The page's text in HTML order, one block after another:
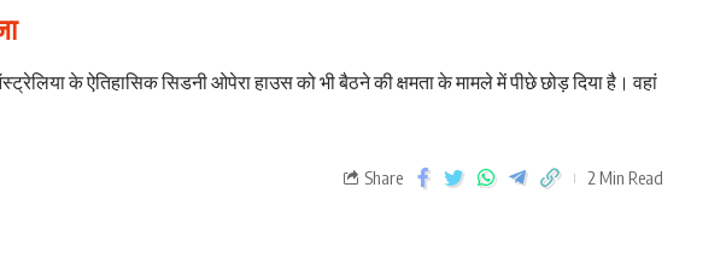
के ऐतिहासिक सिडनी ओपेरा हाउस को भी बैठने की क्षमता के मामले में पीछे छोड़ दिया है। वहां
Share 2 Min Read